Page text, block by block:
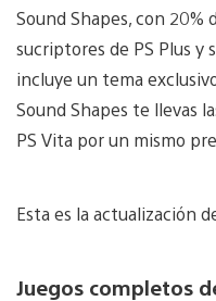
Sound Shapes, con 20%
sucriptores de PS Plus y
incluye un tema
Sound Shapes te llevas
PS Vita por un mismo
Esta es la actualización
Juegos completos